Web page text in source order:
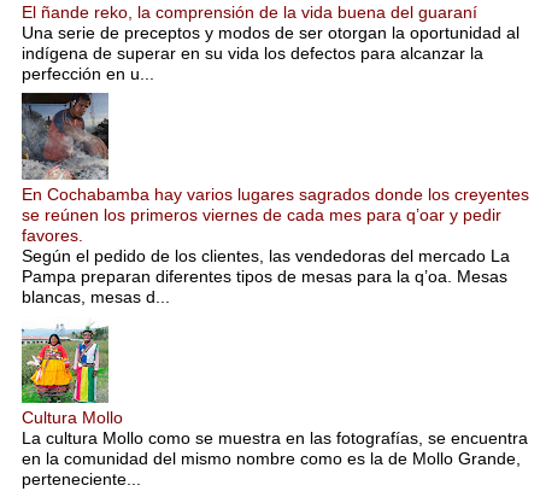
El ñande reko, la comprensión de la vida buena del guaraní
Una serie de preceptos y modos de ser otorgan la oportunidad al
indígena de superar en su vida los defectos para alcanzar la
perfección en u...
En Cochabamba hay varios lugares sagrados donde los creyentes
se reúnen los primeros viernes de cada mes para q’oar y pedir
favores.
Según el pedido de los clientes, las vendedoras del mercado La
Pampa preparan diferentes tipos de mesas para la q’oa. Mesas
blancas, mesas d...
Cultura Mollo
La cultura Mollo como se muestra en las fotografías, se encuentra
en la comunidad del mismo nombre como es la de Mollo Grande,
perteneciente...